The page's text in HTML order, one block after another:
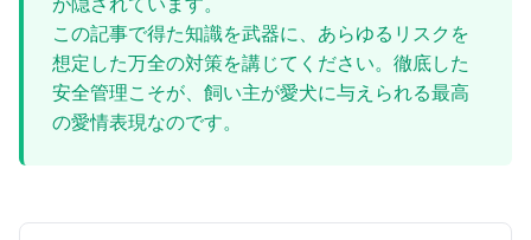
この記事で得た知識を武器に、あらゆるリスクを
想定した万全の対策を講じてください。徹底した
安全管理こそが、飼い主が愛犬に与えられる最高
の愛情表現なのです。